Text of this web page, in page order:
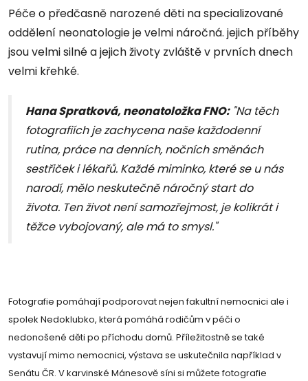
Péče o předčasně narozené děti na specializované
oddělení neonatologie je velmi náročná. jejich příběhy
jsou velmi silné a jejich životy zvláště v prvních dnech
velmi křehké.
Hana Spratková, neonatoložka FNO:"Na těch
fotografiích je zachycena naše každodenní
rutina, práce na denních, nočních směnách
sestřiček i lékařů. Každé miminko, které se u nás
narodí, mělo neskutečně náročný start do
života. Ten život není samozřejmost, je kolikrát i
těžce vybojovaný, ale má to smysl."
Fotografie pomáhají podporovat nejen fakultní nemocnici ale i
spolek Nedoklubko, která pomáhá rodičům v péči o
nedonošené děti po příchodu domů. Příležitostně se také
vystavují mimo nemocnici, výstava se uskutečnila například v
Senátu ČR. V karvinské Mánesově síni si můžete fotografie